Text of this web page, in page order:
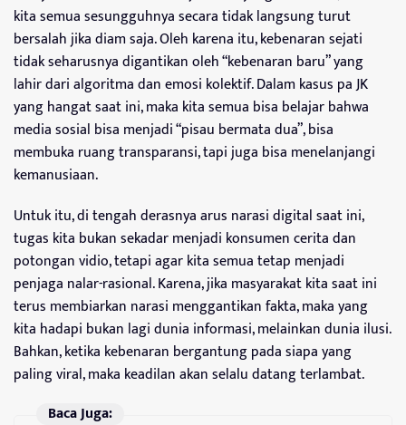
kita semua sesungguhnya secara tidak langsung turut
bersalah jika diam saja. Oleh karena itu, kebenaran sejati
tidak seharusnya digantikan oleh “kebenaran baru” yang
lahir dari algoritma dan emosi kolektif. Dalam kasus pa JK
yang hangat saat ini, maka kita semua bisa belajar bahwa
media sosial bisa menjadi “pisau bermata dua”, bisa
membuka ruang transparansi, tapi juga bisa menelanjangi
kemanusiaan.
Untuk itu, di tengah derasnya arus narasi digital saat ini,
tugas kita bukan sekadar menjadi konsumen cerita dan
potongan vidio, tetapi agar kita semua tetap menjadi
penjaga nalar-rasional. Karena, jika masyarakat kita saat ini
terus membiarkan narasi menggantikan fakta, maka yang
kita hadapi bukan lagi dunia informasi, melainkan dunia ilusi.
Bahkan, ketika kebenaran bergantung pada siapa yang
paling viral, maka keadilan akan selalu datang terlambat.
Baca Juga: